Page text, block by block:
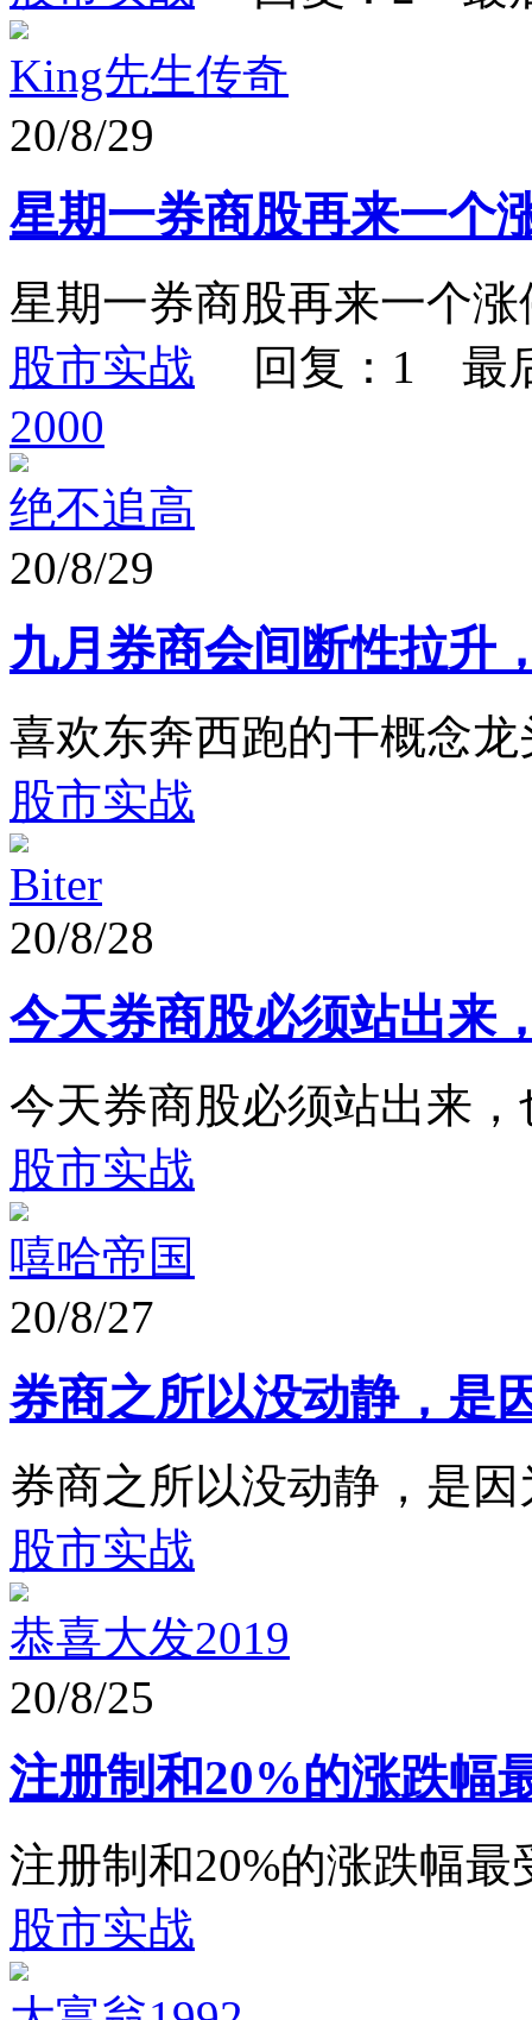
King先生传奇
20/8/29
星期一券商股再来一个
星期一券商股再来一个
股市实战 回复：1 最
2000
绝不追高
20/8/29
九月券商会间断性拉升
喜欢东奔西跑的干概念龙
股市实战
Biter
20/8/28
今天券商股必须站出来
今天券商股必须站出来
股市实战
嘻哈帝国
20/8/27
券商之所以没动静，是
券商之所以没动静，是
股市实战
恭喜大发2019
20/8/25
注册制和20%的涨跌幅
注册制和20%的涨跌幅最
股市实战